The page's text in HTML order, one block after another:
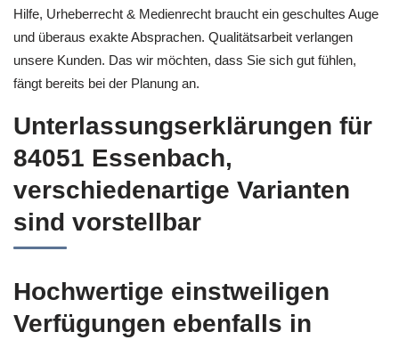
Hilfe, Urheberrecht & Medienrecht braucht ein geschultes Auge
und überaus exakte Absprachen. Qualitätsarbeit verlangen
unsere Kunden. Das wir möchten, dass Sie sich gut fühlen,
fängt bereits bei der Planung an.
Unterlassungserklärungen für
84051 Essenbach,
verschiedenartige Varianten
sind vorstellbar
Hochwertige einstweiligen
Verfügungen ebenfalls in